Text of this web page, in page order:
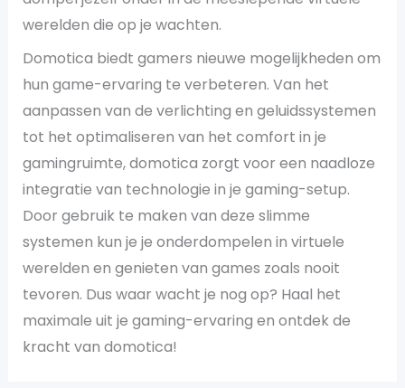
werelden die op je wachten.
Domotica biedt gamers nieuwe mogelijkheden om
hun game-ervaring te verbeteren. Van het
aanpassen van de verlichting en geluidssystemen
tot het optimaliseren van het comfort in je
gamingruimte, domotica zorgt voor een naadloze
integratie van technologie in je gaming-setup.
Door gebruik te maken van deze slimme
systemen kun je je onderdompelen in virtuele
werelden en genieten van games zoals nooit
tevoren. Dus waar wacht je nog op? Haal het
maximale uit je gaming-ervaring en ontdek de
kracht van domotica!